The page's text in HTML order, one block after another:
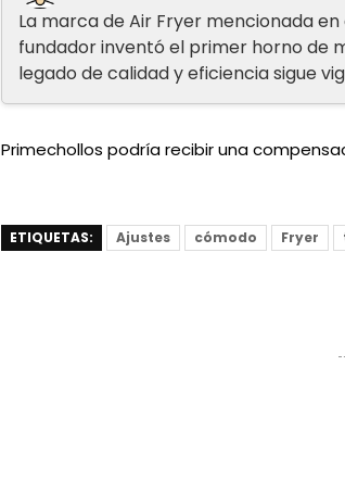
La marca de Air Fryer mencionada
fundador inventó el primer horno de
legado de calidad y eficiencia sigue
Primechollos podría recibir una
ETIQUETAS: Ajustes cómodo Fryer